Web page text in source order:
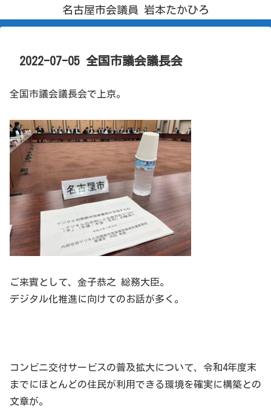
名古屋市会議員 岩本たかひろ
2022-07-05 全国市議会議長会
全国市議会議長会で上京。
ご来賓として、金子恭之 総務大臣。
デジタル化推進に向けてのお話が多く。
コンビニ交付サービスの普及拡大について、令和4年度末
までにほとんどの住民が利用できる環境を確実に構築との
文章が。